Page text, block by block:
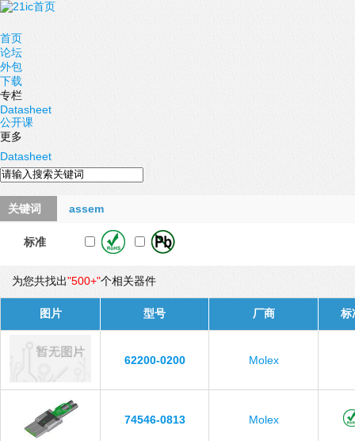
首页
论坛
外包
下载
专栏
Datasheet
公开课
更多
Datasheet
关键词 assem
标准
为您共找出"500+"个相关器件
图片 型号 厂商 标
62200-0200 Molex
74546-0813 Molex